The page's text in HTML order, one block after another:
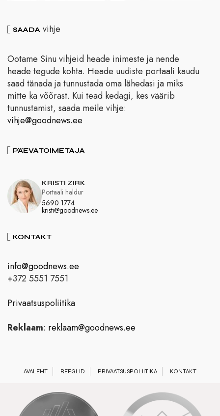
SAADA vihje
Ootame Sinu vihjeid heade inimeste ja nende
heade tegude kohta. Heade uudiste portaali kaudu
saad tänada ja tunnustada oma lähedasi ja miks
mitte ka võõrast. Kui tead kedagi, kes väärib
tunnustamist, saada meile vihje:
vihje@goodnews.ee
PÄEVATOIMETAJA
KRISTI ZIRK
5690 1774
kristi@goodnews.ee
Portaali haldur
KONTAKT
info@goodnews.ee
+372 5551 7551
Privaatsuspoliitika
Reklaam: reklaam@goodnews.ee
AVALEHT REEGLID PRIVAATSUSPOLIITIKA KONTAKT